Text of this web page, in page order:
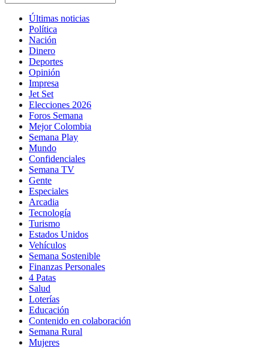
Últimas noticias
Política
Nación
Dinero
Deportes
Opinión
Impresa
Jet Set
Elecciones 2026
Foros Semana
Mejor Colombia
Semana Play
Mundo
Confidenciales
Semana TV
Gente
Especiales
Arcadia
Tecnología
Turismo
Estados Unidos
Vehículos
Semana Sostenible
Finanzas Personales
4 Patas
Salud
Loterías
Educación
Contenido en colaboración
Semana Rural
Mujeres